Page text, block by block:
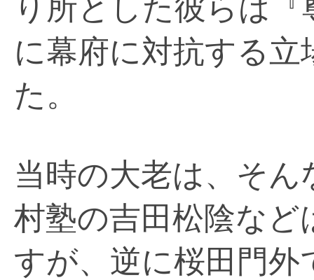
り所とした彼らは
に幕府に対抗する
た。
当時の大老は、そ
村塾の吉田松陰な
すが、逆に桜田門外